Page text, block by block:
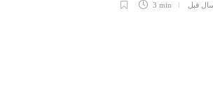
3 min